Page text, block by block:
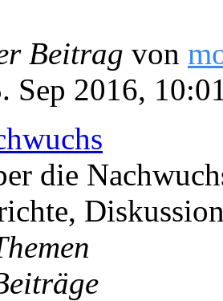
Beitrag von
Sep 2016,
die